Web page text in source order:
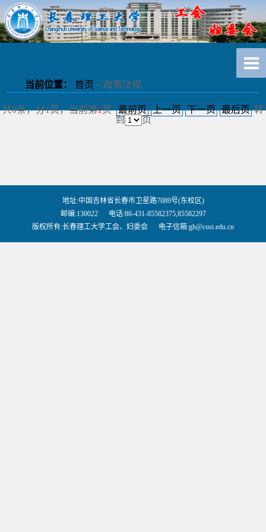
当前位置： 首页 » 政策法规
共0条，分1页，当前第1页最前页 上一页 下一页 最后页转
到
页
地址:中国吉林省长春市卫星路7089号(东校区)
邮编:130022 电话:86-431-85582375,85582297
版权所有:长春理工大学工会、妇委会 电子信箱:gh@cust.edu.cn